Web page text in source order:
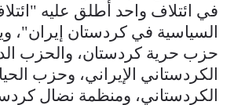
في ائتلاف واحد أُطلق عليه
السياسية في كردستان إيران"،
حزب حرية كردستان، والحزب
الكردستاني الإيراني، وحزب
الكردستاني، ومنظمة نضال